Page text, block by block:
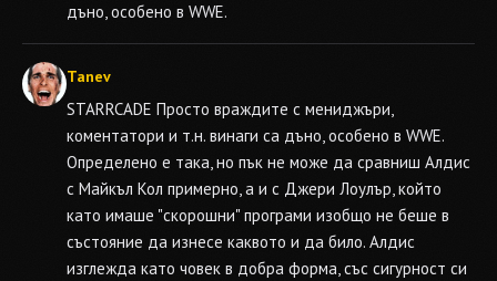
дъно, особено в WWE.
Tanev
STARRCADE Просто враждите с мениджъри,
коментатори и т.н. винаги са дъно, особено в WWE.
Определено е така, но пък не може да сравниш Алдис
с Майкъл Кол примерно, а и с Джери Лоулър, който
като имаше "скорошни" програми изобщо не беше в
състояние да изнесе каквото и да било. Алдис
изглежда като човек в добра форма, със сигурност си